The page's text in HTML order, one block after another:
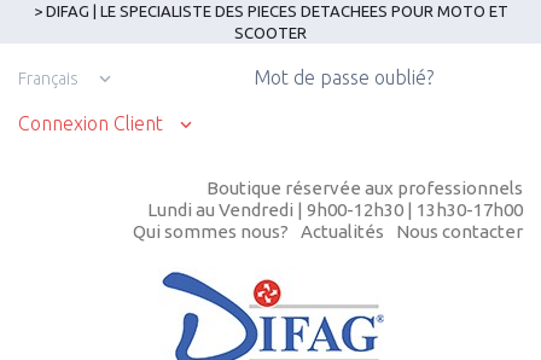
> DIFAG | LE SPECIALISTE DES PIECES DETACHEES POUR MOTO ET
SCOOTER
Français
Connexion Client
Mot de passe oublié?
Boutique réservée aux professionnels
Lundi au Vendredi | 9h00-12h30 | 13h30-17h00
Qui sommes nous?
Actualités Nous contacter